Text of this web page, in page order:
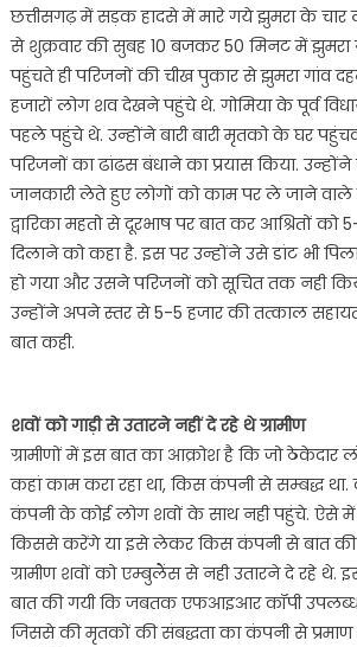
छत्तीसगढ़ में सड़क हादसे में मारे गये झुमरा के
से शुक्रवार की सुबह 10 बजकर 50 मिनट में झुमरा
पहुंचते ही परिजनों की चीख पुकार से झुमरा गांव
हजारों लोग शव देखने पहुंचे थे. गोमिया के पूर्व
पहले पहुंचे थे. उन्होंने बारी बारी मृतको के घर
परिजनों का ढांढस बंधाने का प्रयास किया. उन्होंने
जानकारी लेते हुए लोगों को काम पर ले जाने
द्वारिका महतो से दूरभाष पर बात कर आश्रितों
दिलाने को कहा है. इस पर उन्होंने उसे डांट भी
हो गया और उसने परिजनों को सूचित तक नही
उन्होंने अपने स्तर से 5-5 हजार की तत्काल
बात कही.
शवों को गाड़ी से उतारने नहीं दे रहे थे ग्रामीण
ग्रामीणों में इस बात का आक्रोश है कि जो ठेकेदार
कहां काम करा रहा था, किस कंपनी से सम्बद्ध था.
कंपनी के कोई लोग शवों के साथ नही पहुंचे. ऐसे
किससे करेंगे या इसे लेकर किस कंपनी से बात
ग्रामीण शवों को एम्बुलैंस से नही उतारने दे रहे थे.
बात की गयी कि जबतक एफआइआर कॉपी उपलब्ध
जिससे की मृतकों की संबद्धता का कंपनी से प्रमाण